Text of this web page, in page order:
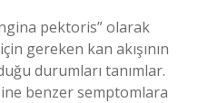
pektoris” olarak
gereken kan akışının
durumları tanımlar.
benzer semptomlara